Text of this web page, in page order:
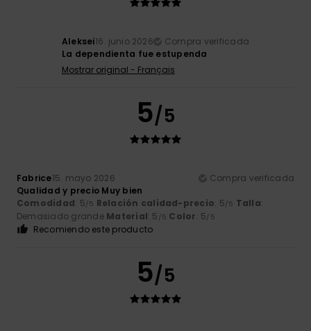
Aleksei16. junio 2026
Compra verificada
La dependienta fue estupenda
Mostrar original - Français
5/5
Fabrice15. mayo 2026
Compra verificada
Qualidad y precio Muy bien
Comodidad: 5/5 Relación calidad-precio: 5/5 Talla:
Demasiado grande Material: 5 /5 Color: 5/5
Recomiendo este producto
5/5